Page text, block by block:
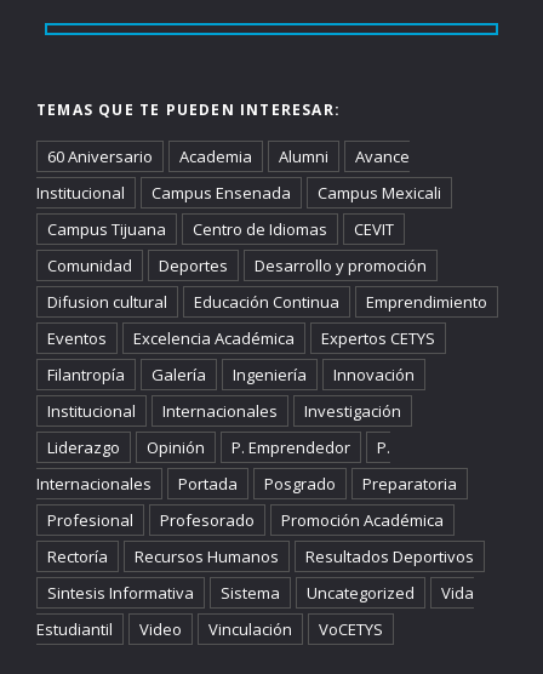
TEMAS QUE TE PUEDEN INTERESAR:
60 Aniversario Academia Alumni
Avance
Institucional
Campus Ensenada
Campus Mexicali
Campus Tijuana
Centro de Idiomas
CEVIT
Comunidad
Deportes
Desarrollo y promoción
Difusion cultural
Educación Continua
Emprendimiento
Eventos
Excelencia Académica
Expertos CETYS
Filantropía
Galería Ingeniería
Innovación
Institucional
Internacionales
Investigación
Liderazgo
Opinión P. Emprendedor
P.
Internacionales
Portada Posgrado
Preparatoria
Profesional
Profesorado
Promoción Académica
Rectoría
Recursos Humanos
Resultados Deportivos
Sintesis Informativa
Sistema Uncategorized
Vida
Estudiantil
Video Vinculación VoCETYS